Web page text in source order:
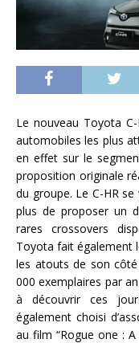
Le nouveau Toyota
automobiles les plus
en effet sur le
proposition originale
du groupe. Le C-HR
plus de proposer un
rares crossovers
Toyota fait également
les atouts de son
000 exemplaires par
à découvrir ces
également choisi
au film “Rogue one :